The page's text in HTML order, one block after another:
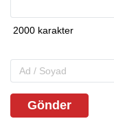
Gönder